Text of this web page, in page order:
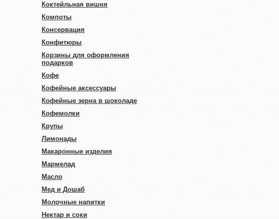
Коктейльная вишня
Компоты
Консервация
Конфитюры
Корзины для оформления
подарков
Кофе
Кофейные аксессуары
Кофейные зерна в шоколаде
Кофемолки
Крупы
Лимонады
Макаронные изделия
Мармелад
Масло
Мед и Дошаб
Молочные напитки
Нектар и соки